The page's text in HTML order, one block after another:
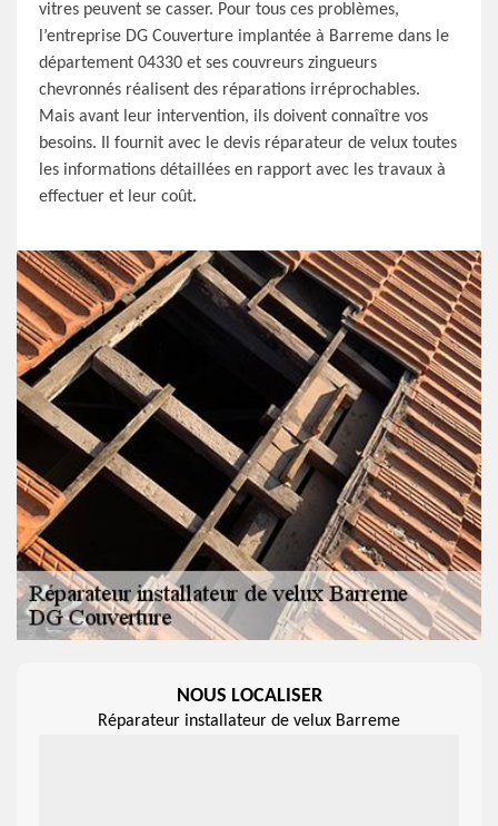
vitres peuvent se casser. Pour tous ces problèmes,
l’entreprise DG Couverture implantée à Barreme dans le
département 04330 et ses couvreurs zingueurs
chevronnés réalisent des réparations irréprochables.
Mais avant leur intervention, ils doivent connaître vos
besoins. Il fournit avec le devis réparateur de velux toutes
les informations détaillées en rapport avec les travaux à
effectuer et leur coût.
NOUS LOCALISER
Réparateur installateur de velux Barreme